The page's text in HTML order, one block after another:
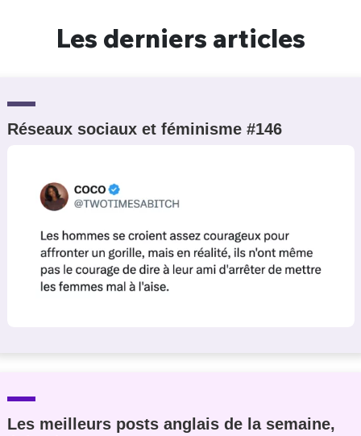
Les derniers articles
Réseaux sociaux et féminisme #146
Les meilleurs posts anglais de la semaine,
Un Thread